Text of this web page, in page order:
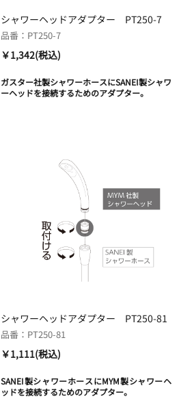
シャワーヘッドアダプター PT250-7
品番：PT250-7
￥1,342(税込)
ガスター社製シャワーホースにSANEI製シャワ
ーヘッドを接続するためのアダプター。
シャワーヘッドアダプター PT250-81
品番：PT250-81
￥1,111(税込)
SANEI製シャワーホースにMYM製シャワーヘ
ッドを接続するためのアダプター。